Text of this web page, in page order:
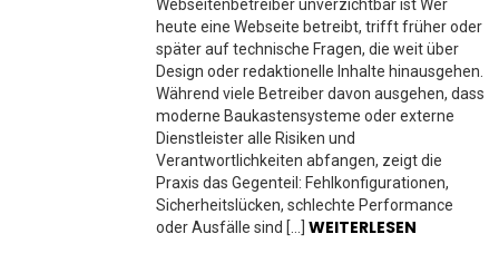
Webseitenbetreiber unverzichtbar ist Wer
heute eine Webseite betreibt, trifft früher oder
später auf technische Fragen, die weit über
Design oder redaktionelle Inhalte hinausgehen.
Während viele Betreiber davon ausgehen, dass
moderne Baukastensysteme oder externe
Dienstleister alle Risiken und
Verantwortlichkeiten abfangen, zeigt die
Praxis das Gegenteil: Fehlkonfigurationen,
Sicherheitslücken, schlechte Performance
oder Ausfälle sind […] WEITERLESEN